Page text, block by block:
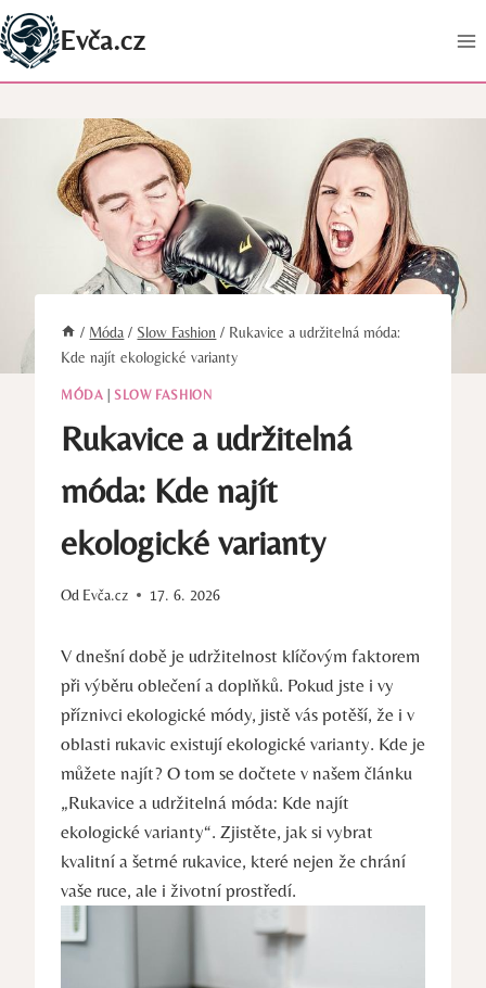
Přeskočit
na
obsah
Evča.cz
/ Móda / Slow Fashion / Rukavice a udržitelná móda:
Kde najít ekologické varianty
MÓDA SLOW FASHION
Rukavice a udržitelná
móda: Kde najít
ekologické varianty
Od Evča.cz 17. 6. 2026
V dnešní době je udržitelnost klíčovým faktorem
při výběru oblečení a doplňků. Pokud⁤ jste i vy
příznivci ekologické módy, ‌jistě vás potěší, že‌ i v
oblasti rukavic existují ekologické varianty.⁤ Kde je
můžete najít? O tom se dočtete v‍ našem článku
„Rukavice a udržitelná móda: Kde najít
ekologické varianty“. Zjistěte, jak⁢ si vybrat
kvalitní a šetrné rukavice, které nejen že chrání
vaše ruce, ‌ale i životní prostředí.